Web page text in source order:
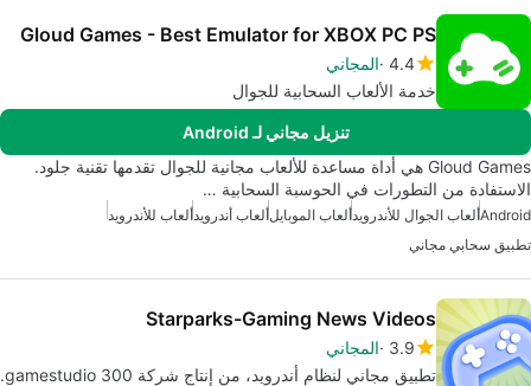
Gloud Games - Best Emulator for XBOX PC PS
4.4 المجاني
خدمة الألعاب السحابية للجوال
تنزيل مجاني لـ Android
Gloud Games هي أداة مساعدة للألعاب مجانية للجوال تقدمها تقنية جلود.
الاستفادة من التطورات في الحوسبة السحابية …
Androidألعاب الجوال للأندرويدألعاب الموبايلألعاب أندرويدألعاب للأندرويد
تطبيق سحابي مجاني
Starparks-Gaming News Videos
3.9 المجاني
تطبيق مجاني لنظام أندرويد، من إنتاج شركة 300 gamestudio.